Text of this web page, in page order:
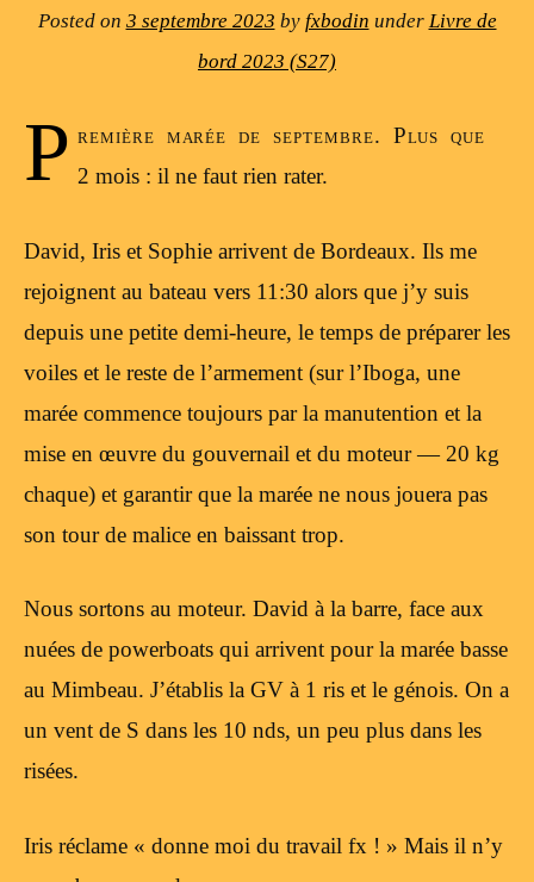
Posted on 3 septembre 2023 by fxbodin under Livre de
bord 2023 (S27)
P remière marée de septembre. Plus que
2 mois : il ne faut rien rater.
David, Iris et Sophie arrivent de Bordeaux. Ils me
rejoignent au bateau vers 11:30 alors que j’y suis
depuis une petite demi-heure, le temps de préparer les
voiles et le reste de l’armement (sur l’Iboga, une
marée commence toujours par la manutention et la
mise en œuvre du gouvernail et du moteur — 20 kg
chaque) et garantir que la marée ne nous jouera pas
son tour de malice en baissant trop.
Nous sortons au moteur. David à la barre, face aux
nuées de powerboats qui arrivent pour la marée basse
au Mimbeau. J’établis la GV à 1 ris et le génois. On a
un vent de S dans les 10 nds, un peu plus dans les
risées.
Iris réclame « donne moi du travail fx ! » Mais il n’y